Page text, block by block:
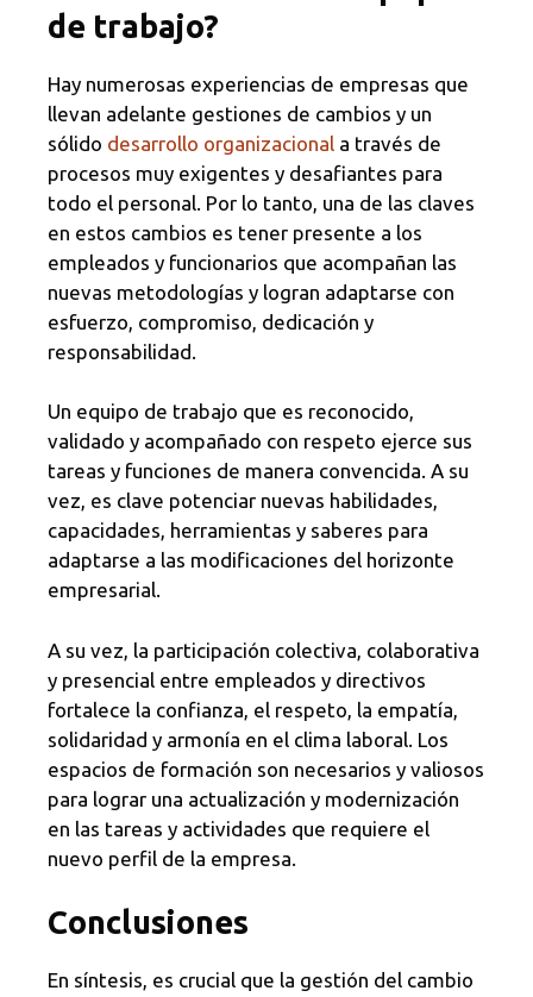
de trabajo?
Hay numerosas experiencias de empresas que
llevan adelante gestiones de cambios y un
sólido desarrollo organizacional a través de
procesos muy exigentes y desafiantes para
todo el personal. Por lo tanto, una de las claves
en estos cambios es tener presente a los
empleados y funcionarios que acompañan las
nuevas metodologías y logran adaptarse con
esfuerzo, compromiso, dedicación y
responsabilidad.
Un equipo de trabajo que es reconocido,
validado y acompañado con respeto ejerce sus
tareas y funciones de manera convencida. A su
vez, es clave potenciar nuevas habilidades,
capacidades, herramientas y saberes para
adaptarse a las modificaciones del horizonte
empresarial.
A su vez, la participación colectiva, colaborativa
y presencial entre empleados y directivos
fortalece la confianza, el respeto, la empatía,
solidaridad y armonía en el clima laboral. Los
espacios de formación son necesarios y valiosos
para lograr una actualización y modernización
en las tareas y actividades que requiere el
nuevo perfil de la empresa.
Conclusiones
En síntesis, es crucial que la gestión del cambio